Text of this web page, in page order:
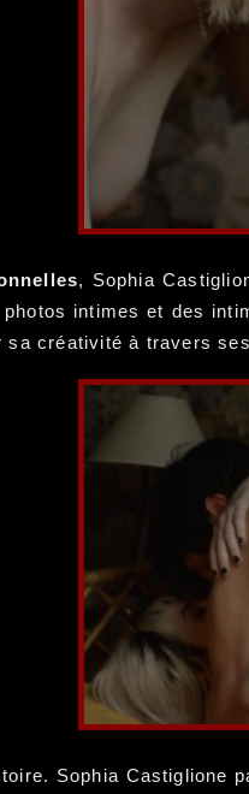
, Sophia
photos intimes et des
créativité à travers
Sophia